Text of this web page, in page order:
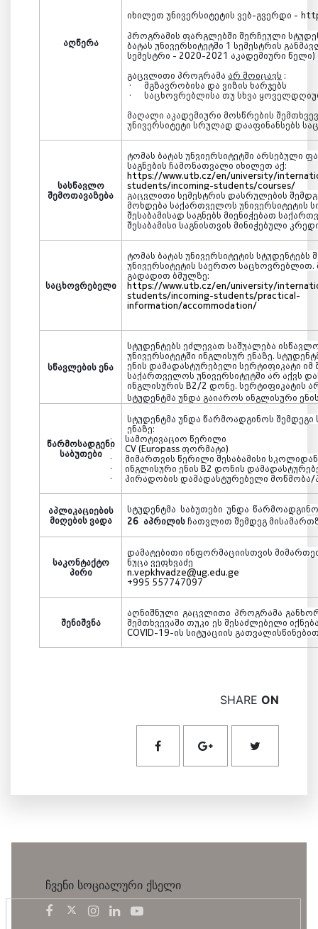
აღწერა
იხილეთ უნივერსიტეტის ვებ-გვერდი -
პროგრამის ფარგლებში შერჩეული
ბატას უნივერსიტეტში 1 სემესტრის
სემესტრი - 2020-2021 აკადემიური წელი)
გაცვლითი პროგრამა არ მოიცავს :
·
მგზავრობისა და ვიზის ხარჯებს
·
საცხოვრებლისა თუ სხვა
მაღალი აკადემიური მოსწრების
უნივერსიტეტი სრულად დააფინანსებს
სასწავლო
შემოთავაზება
ტომას ბატას უნვიერსიტეტში არსებული
საგნების ჩამონათვალი იხილეთ აქ:
https://www.utb.cz/en/university/
students/incoming-students/courses/
გაცვლითი სემესტრის დასრულების
მოხდება საქართველოს უნივერსიტეტის
შესაბამისად საგნებს მიენიჭებათ
შესაბამისი საგნისთვის მინიჭებული
საცხოვრებელი
ტომას ბატას უნივერსიტეტის
უნივერსიტეტისსაერთო საცხოვრებლით.
გადადით ბმულზე:
https://www.utb.cz/en/university/
students/incoming-students/practical-
information/accommodation/
სწავლების ენა
სტუდენტებს ეძლევათ საშუალება
უნივერსიტეტში ინგლისურ ენაზე.
ენის დამადასტურებელი სერტიფიკატი იმ
საქართველოს უნივერსიტეტში არ აქვს
ინგლისურის B2/2 დონე. სერტიფიკატის
სტუდენტმა უნდა გაიაროს ინგლისური
წარმოსადგენი
საბუთები
სტუდენტმა უნდა წარმოადგინოს შემდეგი
ენაზე:
·
სამოტივაციო წერილი
·
CV (Europass ფორმატი)
·
მიმართვის წერილი შესაბამისი სკოლიდან
·
ინგლისური ენის B2 დონის
·
პირადობის დამადასტურებელი მოწმობა/
აპლიკაციების
მიღების ვადა
სტუდენტმა საბუთები უნდა
26 აპრილისჩათვლით შემდეგ
საკონტაქტო
პირი
დამატებითი ინფორმაციისთვის
ნუცა ვეფხვაძე
n.vepkhvadze@ug.edu.ge
+995 557747097
შენიშვნა
აღნიშნული გაცვლითი პროგრამა
შემთხვევაში თუკი ეს შესაძლებელი
COVID-19-ის სიტუაციის
SHARE ON
ჩვენი სოციალური ქსელი